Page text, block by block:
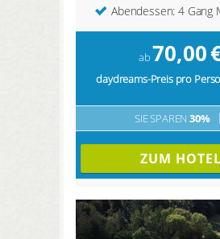
Abendessen: 4 Gang
ab70,00
daydreams-Preis pro
SIE SPAREN 30%
ZUM HOTEL